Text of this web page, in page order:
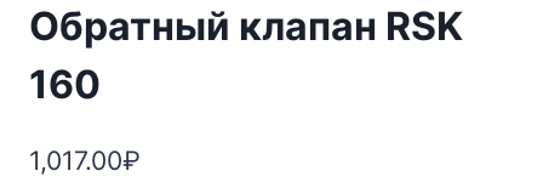
Обратный клапан RSK
160
1,017.00₽